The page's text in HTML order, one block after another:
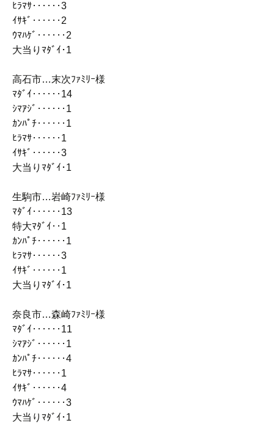
ﾋﾗﾏｻ‥‥‥3
ｲｻｷﾞ‥‥‥2
ｳﾏﾊｹﾞ‥‥‥2
大当りﾏﾀﾞｲ･1
高石市…末次ﾌｧﾐﾘｰ様
ﾏﾀﾞｲ‥‥‥14
ｼﾏｱｼﾞ‥‥‥1
ｶﾝﾊﾟﾁ‥‥‥1
ﾋﾗﾏｻ‥‥‥1
ｲｻｷﾞ‥‥‥3
大当りﾏﾀﾞｲ･1
生駒市…岩崎ﾌｧﾐﾘｰ様
ﾏﾀﾞｲ‥‥‥13
特大ﾏﾀﾞｲ‥1
ｶﾝﾊﾟﾁ‥‥‥1
ﾋﾗﾏｻ‥‥‥3
ｲｻｷﾞ‥‥‥1
大当りﾏﾀﾞｲ･1
奈良市…森崎ﾌｧﾐﾘｰ様
ﾏﾀﾞｲ‥‥‥11
ｼﾏｱｼﾞ‥‥‥1
ｶﾝﾊﾟﾁ‥‥‥4
ﾋﾗﾏｻ‥‥‥1
ｲｻｷﾞ‥‥‥4
ｳﾏﾊｹﾞ‥‥‥3
大当りﾏﾀﾞｲ･1